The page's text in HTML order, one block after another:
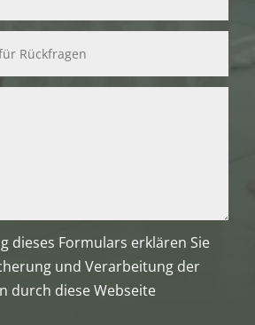
dieses Formulars erklären Sie
und Verarbeitung der
durch diese Webseite